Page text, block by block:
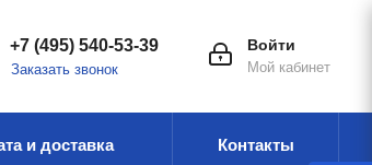
Войти
Мой кабинет
+7 (495) 540-53-39
Заказать звонок
и доставка Контакты